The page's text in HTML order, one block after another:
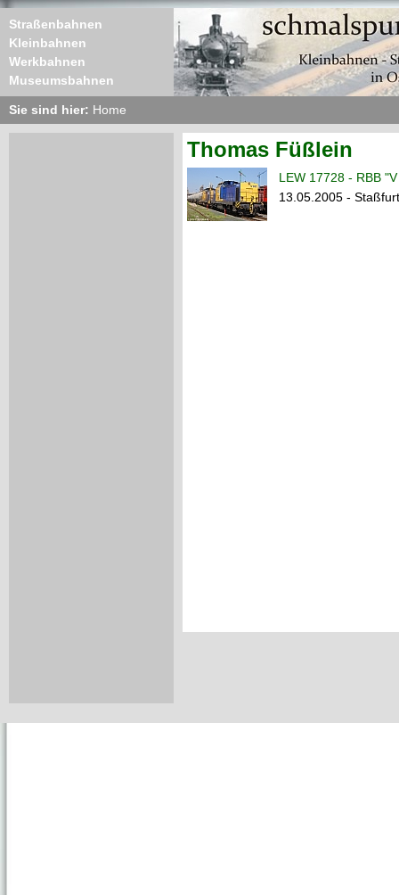
Straßenbahnen
Kleinbahnen
Werkbahnen
Museumsbahnen
Sie sind hier: Home
Thomas Füßlein
LEW 17728 - RBB
13.05.2005 - Staßfurt